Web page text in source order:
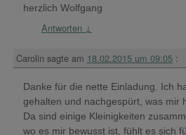
herzlich Wolfgang
Antworten ↓
Carolin sagte am 18.02.2015 um 09:05 :
Danke für die nette Einladung. Ich
gehalten und nachgespürt, was mir
Da sind einige Kleinigkeiten
wo es mir bewusst ist, fühlt es sich